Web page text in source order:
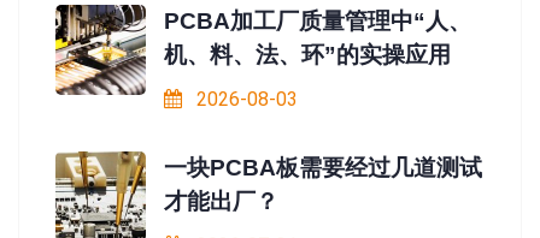
PCBA加工厂质量管理中“人、
机、料、法、环”的实操应用
2026-08-03
一块PCBA板需要经过几道测试
才能出厂？